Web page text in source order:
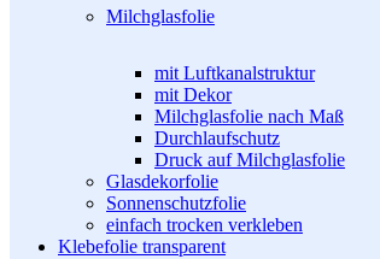
Milchglasfolie
mit Luftkanalstruktur
mit Dekor
Milchglasfolie nach Maß
Durchlaufschutz
Druck auf Milchglasfolie
Glasdekorfolie
Sonnenschutzfolie
einfach trocken verkleben
Klebefolie transparent